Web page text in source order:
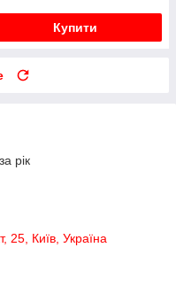
Купити
рік
25, Київ, Україна